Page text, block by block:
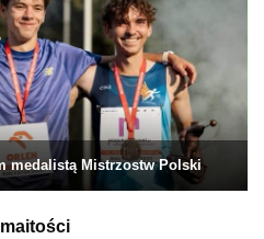
medalistą Mistrzostw Polski